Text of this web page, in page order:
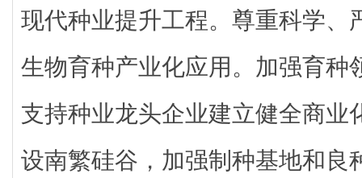
现代种业提升工程。尊重科学、
生物育种产业化应用。加强育种
支持种业龙头企业建立健全商业
设南繁硅谷，加强制种基地和良